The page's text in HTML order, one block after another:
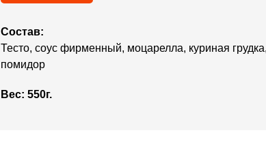
Состав:
Тесто, соус фирменный, моцарелла, куриная
помидор
Вес: 550г.